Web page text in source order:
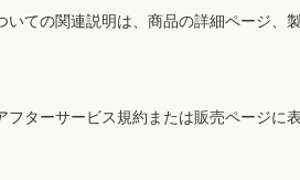
ての関連説明は、商品の詳細ページ、
ターサービス規約または販売ページに